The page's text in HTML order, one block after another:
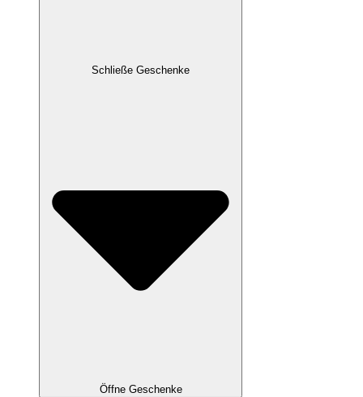
Schließe Geschenke
Öffne Geschenke